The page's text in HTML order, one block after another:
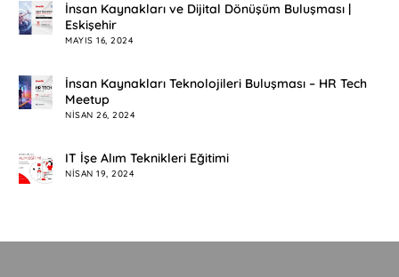
İnsan Kaynakları ve Dijital Dönüşüm Buluşması |
Eskişehir
MAYIS 16, 2024
İnsan Kaynakları Teknolojileri Buluşması – HR Tech
Meetup
NISAN 26, 2024
IT İşe Alım Teknikleri Eğitimi
NISAN 19, 2024